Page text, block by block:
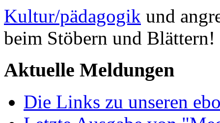
Kultur/pädagogik und
beim Stöbern und Blättern!
Aktuelle Meldungen
Die Links zu unseren